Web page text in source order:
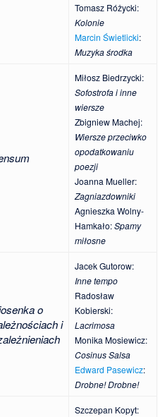
Tomasz Różycki:
Kolonie
Marcin Świetlicki:
Muzyka środka
Miłosz Biedrzycki:
Sofostrofa i inne
wiersze
Zbigniew Machej:
Wiersze przeciwko
opodatkowaniu
poezji
Joanna Mueller:
Zagniazdowniki
Agnieszka Wolny-
Hamkało:Spamy
miłosne
o
i
Jacek Gutorow:
Inne tempo
Radosław
Kobierski:
Lacrimosa
Monika Mosiewicz:
Cosinus Salsa
Edward Pasewicz:
Drobne! Drobne!
Szczepan Kopyt: